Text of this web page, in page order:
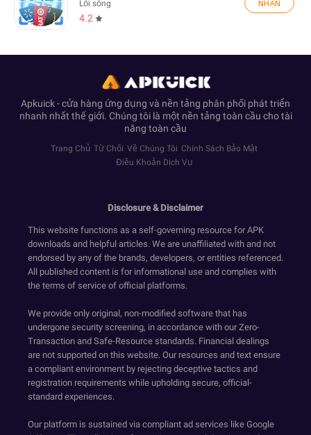
Lối sống
4.2
NHẬN
Apkuick - cửa hàng ứng dụng và nền tảng phân phối phát triển
nhanh nhất thế giới. Chúng tôi là một nền tảng toàn cầu cho tài
năng toàn cầu
Trang Chủ Từ Chối Về Chúng Tôi Chính Sách Bảo Mật
Điều Khoản Dịch Vụ
Disclosure & Disclaimer
This website functions as a self-governing resource for APK
downloads and helpful articles. We are unaffiliated with and not
endorsed by any of the brands, developers, or entities referenced.
All published content is for informational use and complies with
the terms of service of official platforms.
We provide only original, non-modified software that has
undergone security screening, in accordance with our Zero-
Transaction and Safe-Resource standards. Financial dealings
are not supported on this website. Our resources and text ensure
a compliant environment by rejecting deceptive tactics and
registration requirements while upholding secure, official-
standard experiences.
Our platform is sustained via compliant ad services like Google